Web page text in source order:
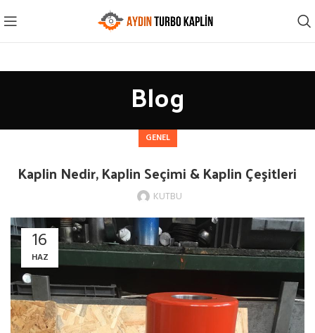
Blog
GENEL
Kaplin Nedir, Kaplin Seçimi & Kaplin Çeşitleri
KUTBU
16
HAZ